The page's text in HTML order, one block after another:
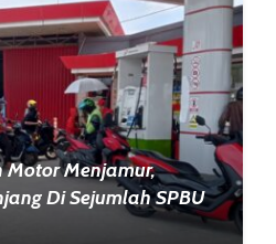
Motor Menjamur,
Di Sejumlah SPBU